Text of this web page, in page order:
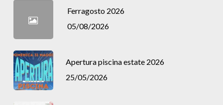
Ferragosto 2026
05/08/2026
Apertura piscina estate 2026
25/05/2026